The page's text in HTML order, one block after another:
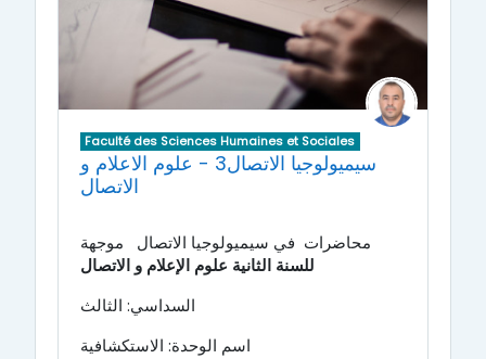
Faculté des Sciences Humaines et Sociales
سيميولوجيا الاتصال3 - علوم الاعلام و
الاتصال
محاضرات في سيميولوجيا الاتصال
موجهة
للسنة الثانية علوم الإعلام و الاتصال
السداسي: الثالث
اسم الوحدة: الاستكشافية